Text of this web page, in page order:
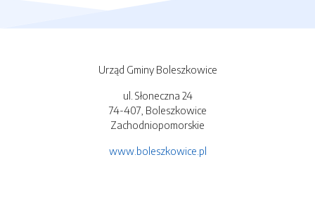
Urząd Gminy Boleszkowice
ul. Słoneczna 24
74-407, Boleszkowice
Zachodniopomorskie
www.boleszkowice.pl